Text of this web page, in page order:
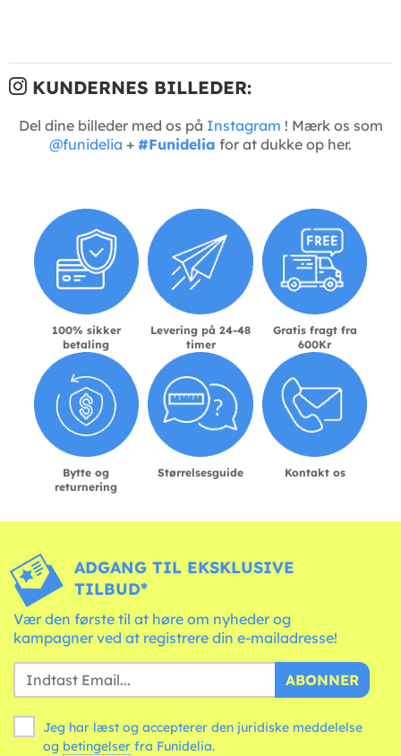
KUNDERNES BILLEDER:
Del dine billeder med os på Instagram ! Mærk os som
@funidelia + #Funidelia for at dukke op her.
100% sikker
betaling
Levering på 24-48
timer
Gratis fragt fra
600Kr
Bytte og
returnering
Størrelsesguide Kontakt os
ADGANG TIL EKSKLUSIVE
TILBUD*
Vær den første til at høre om nyheder og
kampagner ved at registrere din e-mailadresse!
ABONNER
Jeg har læst og accepterer den juridiske meddelelse
og betingelser fra Funidelia.